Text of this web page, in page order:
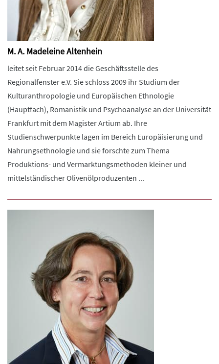
M. A. Madeleine Altenhein
leitet seit Februar 2014 die Geschäftsstelle des
Regionalfenster e.V. Sie schloss 2009 ihr Studium der
Kulturanthropologie und Europäischen Ethnologie
(Hauptfach), Romanistik und Psychoanalyse an der Universität
Frankfurt mit dem Magister Artium ab. Ihre
Studienschwerpunkte lagen im Bereich Europäisierung und
Nahrungsethnologie und sie forschte zum Thema
Produktions- und Vermarktungsmethoden kleiner und
mittelständischer Olivenölproduzenten ...